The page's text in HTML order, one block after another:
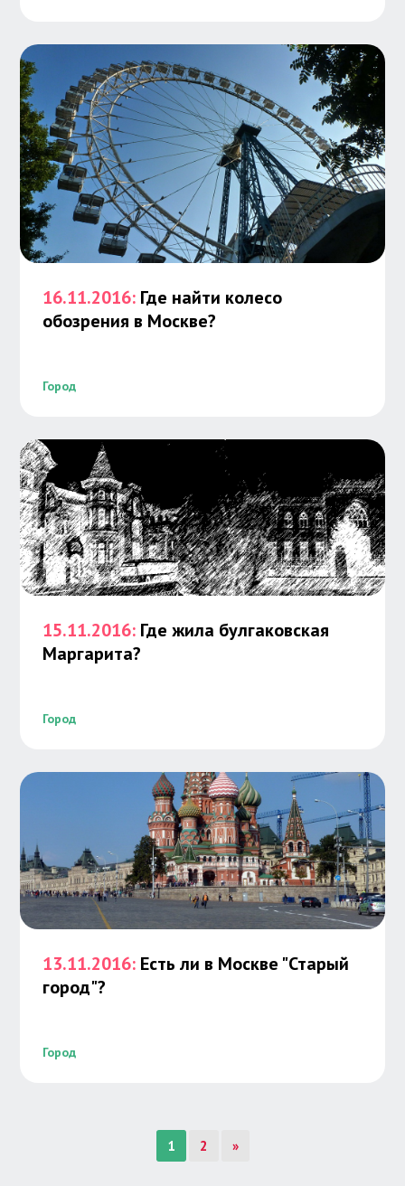
16.11.2016: Где найти колесо
обозрения в Москве?
Город
15.11.2016: Где жила булгаковская
Маргарита?
Город
13.11.2016: Есть ли в Москве "Старый
город"?
Город
1 2 »